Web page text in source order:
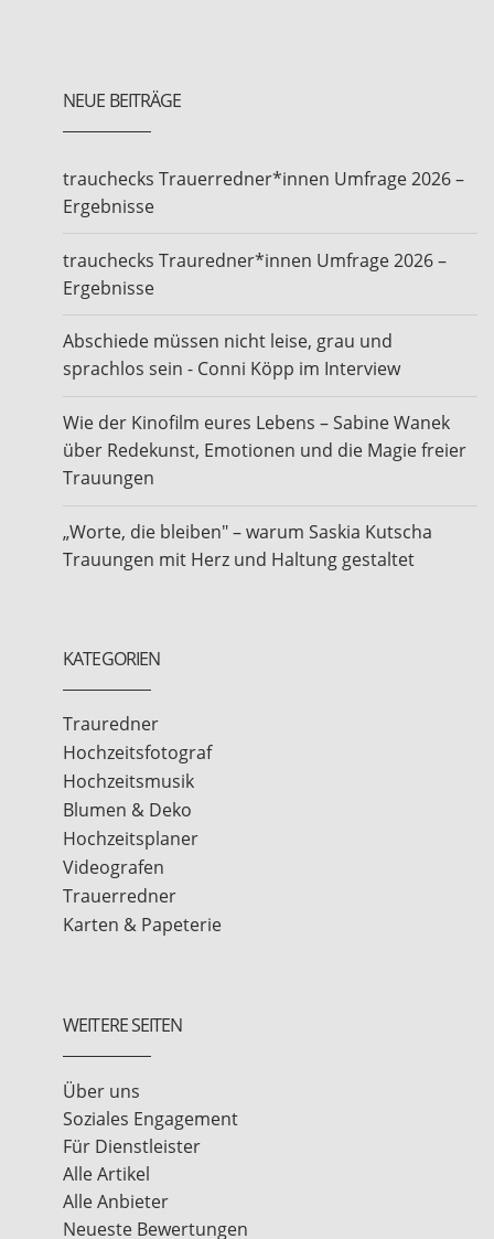
NEUE BEITRÄGE
trauchecks Trauerredner*innen Umfrage 2026 –
Ergebnisse
trauchecks Trauredner*innen Umfrage 2026 –
Ergebnisse
Abschiede müssen nicht leise, grau und
sprachlos sein - Conni Köpp im Interview
Wie der Kinofilm eures Lebens – Sabine Wanek
über Redekunst, Emotionen und die Magie freier
Trauungen
„Worte, die bleiben" – warum Saskia Kutscha
Trauungen mit Herz und Haltung gestaltet
KATEGORIEN
Trauredner
Hochzeitsfotograf
Hochzeitsmusik
Blumen & Deko
Hochzeitsplaner
Videografen
Trauerredner
Karten & Papeterie
WEITERE SEITEN
Über uns
Soziales Engagement
Für Dienstleister
Alle Artikel
Alle Anbieter
Neueste Bewertungen